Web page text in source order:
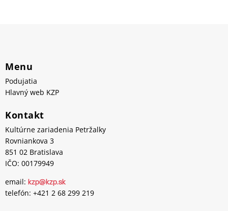
Menu
Podujatia
Hlavný web KZP
Kontakt
Kultúrne zariadenia Petržalky
Rovniankova 3
851 02 Bratislava
IČO: 00179949
email: kzp@kzp.sk
telefón: +421 2 68 299 219